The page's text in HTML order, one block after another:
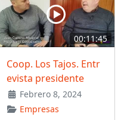
00:11:45
Coop. Los Tajos. Entr
evista presidente
Febrero 8, 2024
Empresas